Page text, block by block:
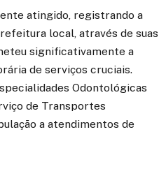
atingido, registrando a
local, através de suas
significativamente a
de serviços cruciais.
Odontológicas
de Transportes
a atendimentos de